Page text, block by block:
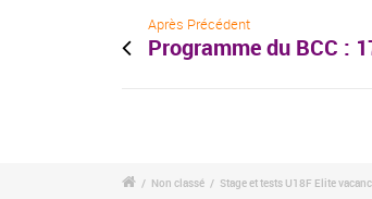
Après Précédent
Programme du BCC :
/ Non classé / Stage et tests U18F Elite